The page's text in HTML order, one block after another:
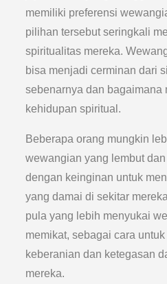
memiliki preferensi
pilihan tersebut seringkali
spiritualitas mereka.
bisa menjadi cerminan dari
sebenarnya dan bagaimana
kehidupan spiritual.
Beberapa orang mungkin
wewangian yang lembut
dengan keinginan untuk
yang damai di sekitar
pula yang lebih menyukai
memikat, sebagai cara
keberanian dan ketegasan
mereka.